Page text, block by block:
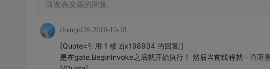
请发表友善的回复…
chenge126 2010-10-18
[Quote=引用 1 楼 zjx198934 的回复:]
是在gate.BeginInvoke之后就开始执行！ 然后当前线程就一直阻